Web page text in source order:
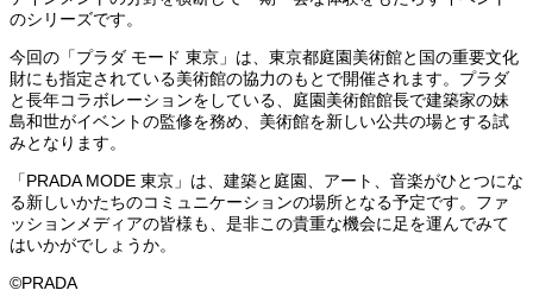
のシリーズです。
今回の「プラダ モード 東京」は、東京都庭園美術館と国の重要文化
財にも指定されている美術館の協力のもとで開催されます。プラダ
と長年コラボレーションをしている、庭園美術館館長で建築家の妹
島和世がイベントの監修を務め、美術館を新しい公共の場とする試
みとなります。
「PRADA MODE 東京」は、建築と庭園、アート、音楽がひとつにな
る新しいかたちのコミュニケーションの場所となる予定です。ファ
ッションメディアの皆様も、是非この貴重な機会に足を運んでみて
はいかがでしょうか。
©︎PRADA